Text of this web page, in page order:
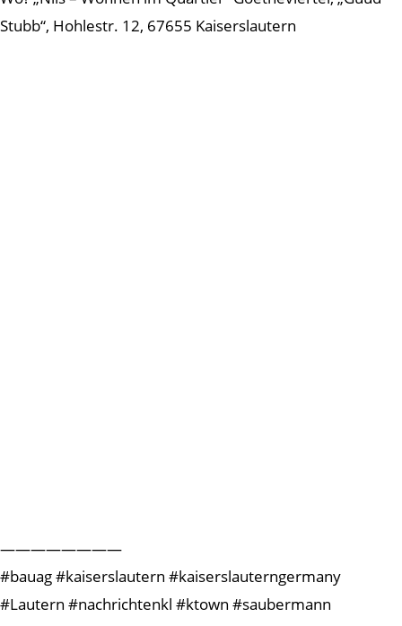
Stubb“, Hohlestr. 12, 67655 Kaiserslautern
————————
#bauag #kaiserslautern #kaiserslauterngermany
#Lautern #nachrichtenkl #ktown #saubermann